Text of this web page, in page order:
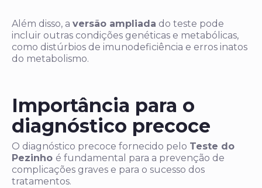
Além disso, a versão ampliada do teste pode
incluir outras condições genéticas e metabólicas,
como distúrbios de imunodeficiência e erros inatos
do metabolismo.
Importância para o
diagnóstico precoce
O diagnóstico precoce fornecido pelo Teste do
Pezinho é fundamental para a prevenção de
complicações graves e para o sucesso dos
tratamentos.